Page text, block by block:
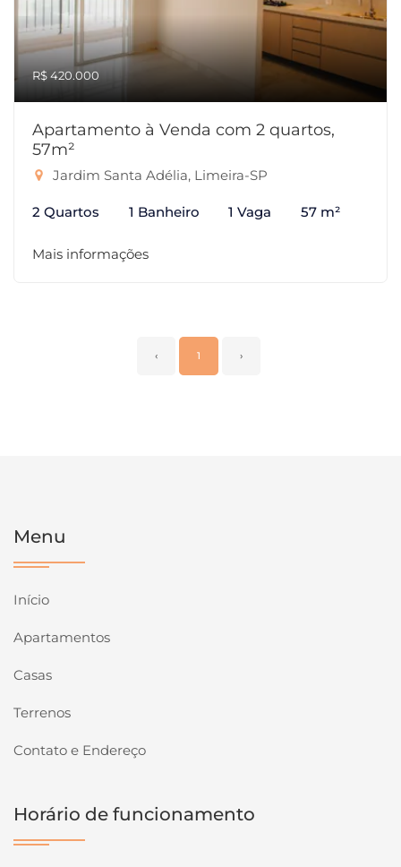
R$ 420.000
Apartamento à Venda com 2 quartos,
57m²
Jardim Santa Adélia, Limeira-SP
2 Quartos 1 Banheiro 1 Vaga 57 m²
Mais informações
‹ 1 ›
Menu
Início
Apartamentos
Casas
Terrenos
Contato e Endereço
Horário de funcionamento